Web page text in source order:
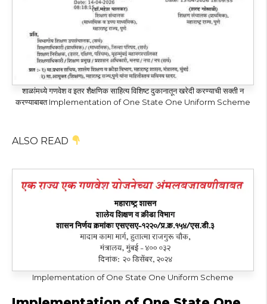
शाळांमध्ये गणवेश व इतर शैक्षणिक साहित्य विशिष्ट दुकानातून खरेदी करण्याची सक्ती न
करण्याबाबत Implementation of One State One Uniform Scheme
ALSO READ
Implementation of One State One Uniform Scheme